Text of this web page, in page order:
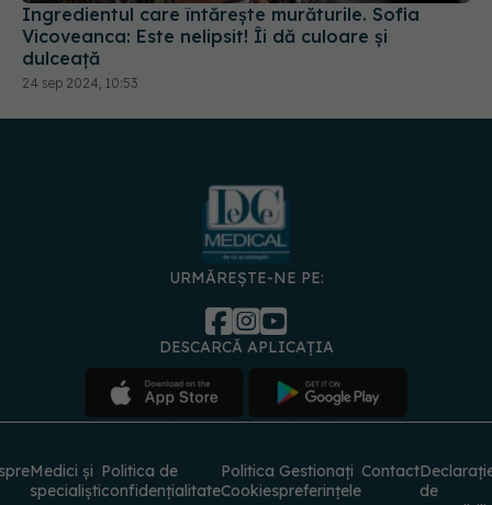
URMĂREȘTE-NE PE:
DESCARCĂ APLICAȚIA
Politica de
confidențialitate
preferințele
Contact
© 2026 PRESS MEDIA ELECTRONIC S.R.L. Toate drepturile rezervate